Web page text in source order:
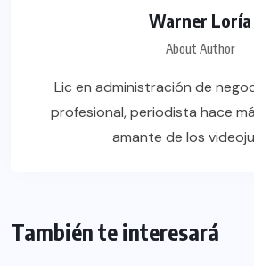
Warner Loría
About Author
Lic en administración de
profesional, periodista hace
amante de los
También te interesará